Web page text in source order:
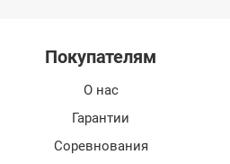
Покупателям
О нас
Гарантии
Соревнования